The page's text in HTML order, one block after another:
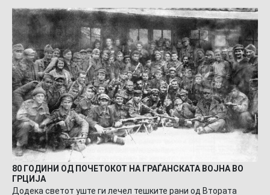
80 ГОДИНИ ОД ПОЧЕТОКОТ НА ГРАЃАНСКАТА ВОЈНА ВО
ГРЦИЈА
Додека светот уште ги лечел тешките рани од Втората